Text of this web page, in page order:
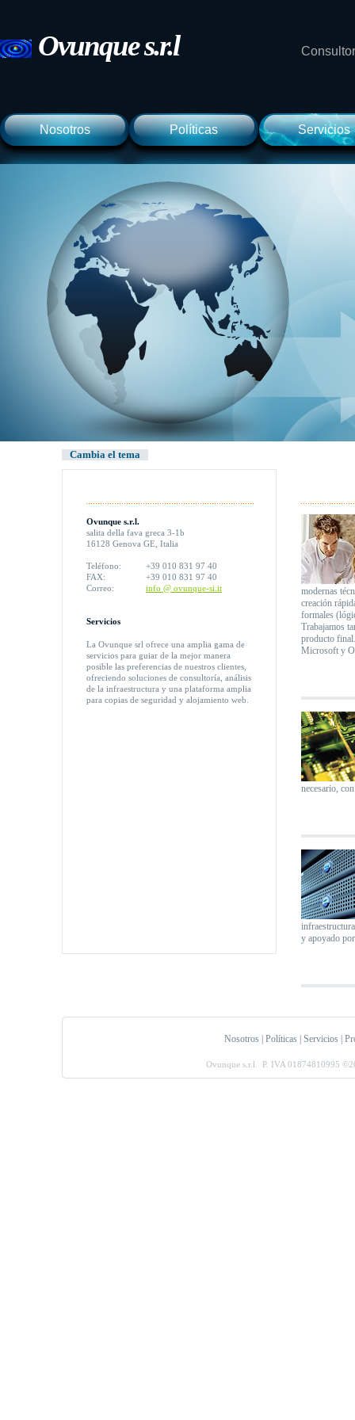
Ovunques.r.l
Nosotros Políticas Servicios
Cambia el tema
Ovunque s.r.l.
salita della fava greca 3-1b
16128 Genova GE, Italia
Teléfono:
+39 010 831 97 40
FAX:
+39 010 831 97 40
Correo:
info @ ovunque-si.it
Servicios
La Ovunque srl ofrece una amplia gama de
servicios para guiar de la mejor manera
posible las preferencias de nuestros clientes,
ofreciendo soluciones de consultoría, análisis
de la infraestructura y una plataforma amplia
para copias de seguridad y alojamiento web.
modernas
creación
formales
Trabajamos
producto
Microsoft y
necesario,
y apoyado
Nosotros Políticas Servicios
Ovunque s.r.l. P. IVA 01874810995